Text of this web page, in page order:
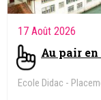
17 Août 2026
Au pair
Ecole Didac -